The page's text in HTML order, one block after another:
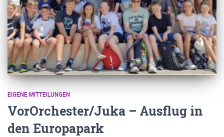
EIGENE MITTEILUNGEN
VorOrchester/Juka – Ausflug in
den Europapark